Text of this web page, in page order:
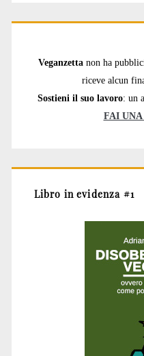
Veganzetta non ha
riceve alcun
Sostieni il suo lavoro: un
FAI
Libro in evidenza #1